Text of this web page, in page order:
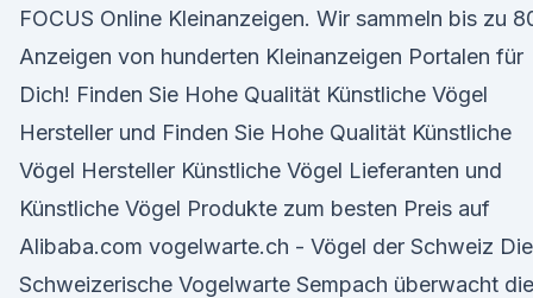
FOCUS Online Kleinanzeigen. Wir sammeln bis zu
Anzeigen von hunderten Kleinanzeigen Portalen für
Dich! Finden Sie Hohe Qualität Künstliche Vögel
Hersteller und Finden Sie Hohe Qualität Künstliche
Vögel Hersteller Künstliche Vögel Lieferanten und
Künstliche Vögel Produkte zum besten Preis auf
Alibaba.com vogelwarte.ch - Vögel der Schweiz Die
Schweizerische Vogelwarte Sempach überwacht die